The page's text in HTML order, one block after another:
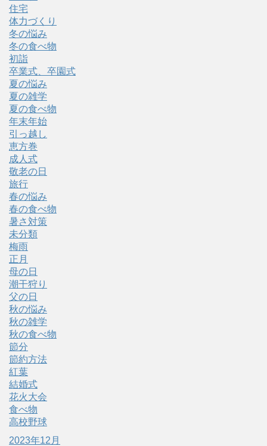
住宅
体力づくり
冬の悩み
冬の食べ物
初詣
卒業式、卒園式
夏の悩み
夏の雑学
夏の食べ物
年末年始
引っ越し
恵方巻
成人式
敬老の日
旅行
春の悩み
春の食べ物
暑さ対策
未分類
梅雨
正月
母の日
潮干狩り
父の日
秋の悩み
秋の雑学
秋の食べ物
節分
節約方法
紅葉
結婚式
花火大会
食べ物
高校野球
2023年12月